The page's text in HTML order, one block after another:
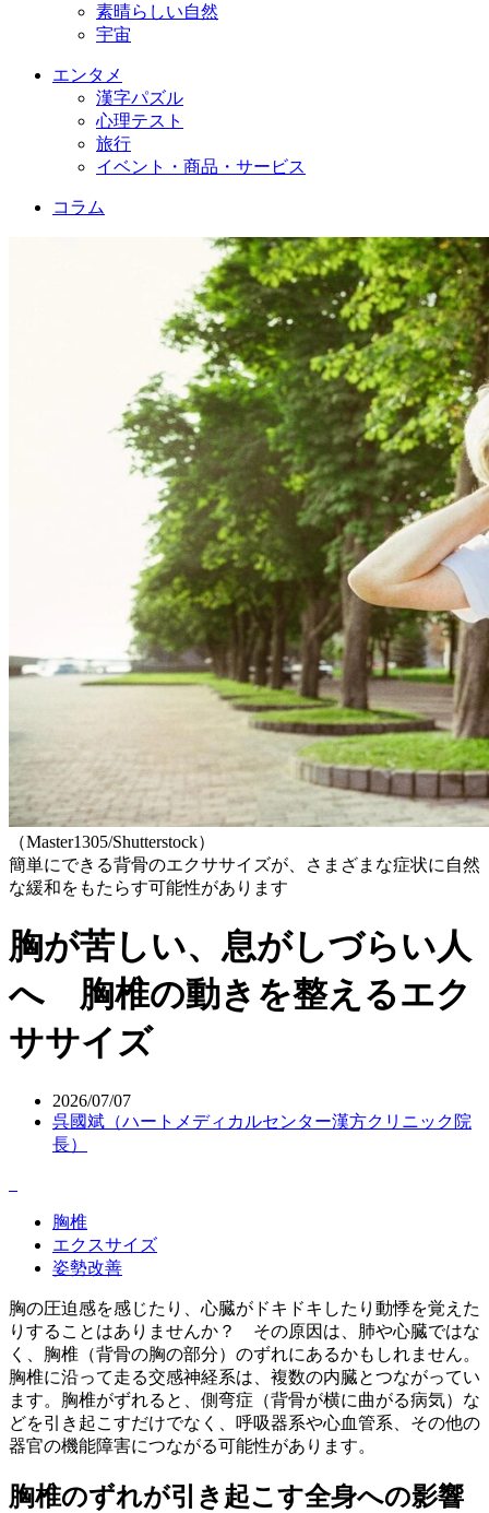
素晴らしい自然
宇宙
エンタメ
漢字パズル
心理テスト
旅行
イベント・商品・サービス
コラム
（Master1305/Shutterstock）
簡単にできる背骨のエクササイズが、さまざまな症状に自然
な緩和をもたらす可能性があります
胸が苦しい、息がしづらい人
へ 胸椎の動きを整えるエク
ササイズ
2026/07/07
呉國斌（ハートメディカルセンター漢方クリニック院
長）
胸椎
エクスサイズ
姿勢改善
胸の圧迫感を感じたり、心臓がドキドキしたり動悸を覚えた
りすることはありませんか？ その原因は、肺や心臓ではな
く、胸椎（背骨の胸の部分）のずれにあるかもしれません。
胸椎に沿って走る交感神経系は、複数の内臓とつながってい
ます。胸椎がずれると、側弯症（背骨が横に曲がる病気）な
どを引き起こすだけでなく、呼吸器系や心血管系、その他の
器官の機能障害につながる可能性があります。
胸椎のずれが引き起こす全身への影響